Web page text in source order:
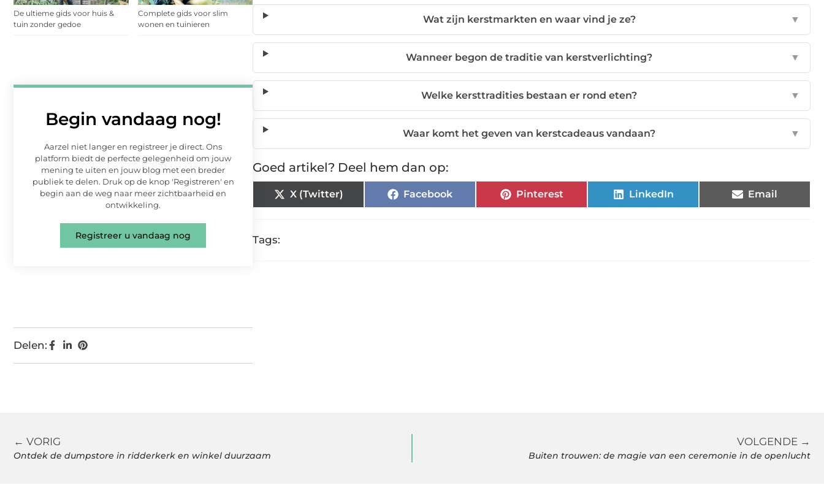
De ultieme gids voor huis &
tuin zonder gedoe
Complete gids voor slim
wonen en tuinieren
Begin vandaag nog!
Aarzel niet langer en registreer je direct. Ons
platform biedt de perfecte gelegenheid om jouw
mening te uiten en jouw blog met een breder
publiek te delen. Druk op de knop 'Registreren' en
begin aan de weg naar meer zichtbaarheid en
ontwikkeling.
Registreer u vandaag nog
Delen:
Wat zijn kerstmarkten en waar vind je ze? ▼
Wanneer begon de traditie van kerstverlichting? ▼
Welke kersttradities bestaan er rond eten? ▼
Waar komt het geven van kerstcadeaus vandaan? ▼
Goed artikel? Deel hem dan op:
X (Twitter) Facebook Pinterest LinkedIn Email
Tags:
← VORIG
Ontdek de dumpstore in ridderkerk en winkel duurzaam
VOLGENDE →
Buiten trouwen: de magie van een ceremonie in de openlucht